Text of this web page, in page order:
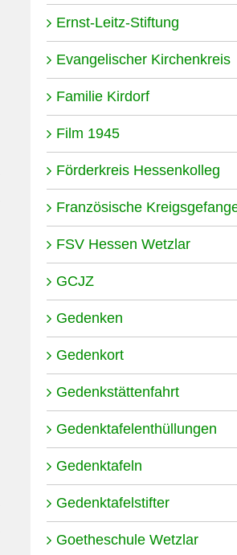
Ernst-Leitz-Stiftung
Evangelischer Kirchenkreis
Familie Kirdorf
Film 1945
Förderkreis Hessenkolleg
Französische
FSV Hessen Wetzlar
GCJZ
Gedenken
Gedenkort
Gedenkstättenfahrt
Gedenktafelenthüllungen
Gedenktafeln
Gedenktafelstifter
Goetheschule Wetzlar